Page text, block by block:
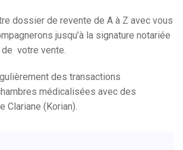
dossier de revente de A à Z avec vous
jusqu’à la signature notariée
votre vente.
des transactions
médicalisées avec des
Clariane (Korian).